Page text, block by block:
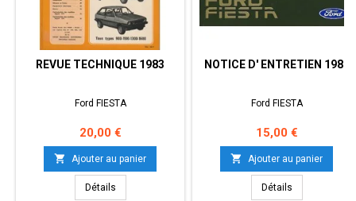
REVUE TECHNIQUE 1983
Ford FIESTA
Prix
20,00 €
 Ajouter au panier
Détails
NOTICE D' ENTRETIEN 1988
Ford FIESTA
Prix
15,00 €
 Ajouter au panier
Détails